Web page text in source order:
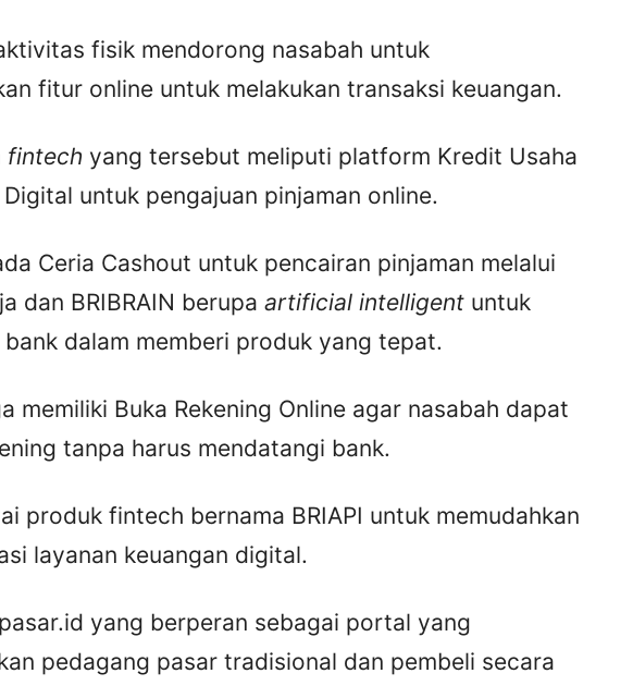
fisik mendorong nasabah untuk
fitur online untuk melakukan transaksi keuangan.
fintech yang tersebut meliputi platform Kredit Usaha
untuk pengajuan pinjaman online.
Ceria Cashout untuk pencairan pinjaman melalui
dan BRIBRAIN berupa artificial intelligent untuk
bank dalam memberi produk yang tepat.
memiliki Buka Rekening Online agar nasabah dapat
tanpa harus mendatangi bank.
produk fintech bernama BRIAPI untuk memudahkan
layanan keuangan digital.
yang berperan sebagai portal yang
pedagang pasar tradisional dan pembeli secara